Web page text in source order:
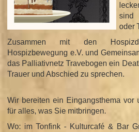
sind
oder
Zusammen mit den
Hospizbewegung e.V. und
das Palliativnetz Travebogen ein
Trauer und Abschied zu sprechen.
Wir bereiten ein Eingangsthema vor
für alles, was Sie mitbringen.
Wo: im Tonfink - Kulturcafé & Bar